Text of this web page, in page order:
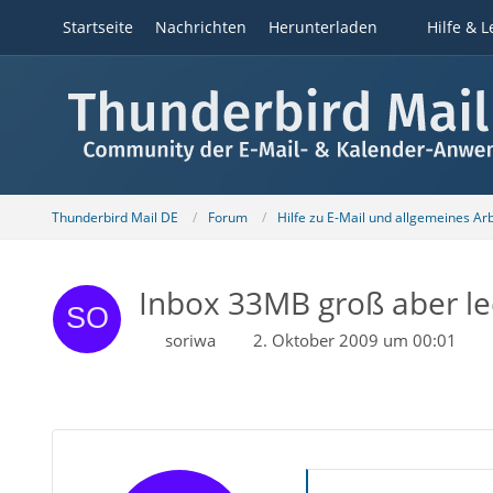
Startseite Nachrichten Herunterladen Hilfe &
Thunderbird Mail DE Forum Hilfe zu E-Mail und allgemeines
Inbox 33MB groß aber
soriwa 2. Oktober 2009 um 00:01